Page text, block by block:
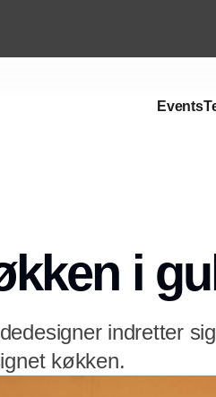
Events
i
indretter
køkken.